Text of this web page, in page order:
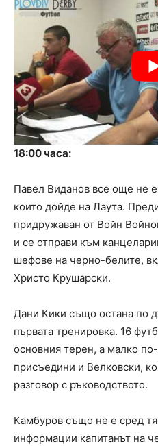
18:00 часа:
Павел Виданов все още не
които дойде на Лаута.
придружаван от Войн
и се отправи към
шефове на черно-белите,
Христо Крушарски.
Дани Кики също остана по
първата тренировка. 16
основния терен, а малко
присъедини и Велковски,
разговор с ръководството.
Камбуров също не е сред
информации капитанът на